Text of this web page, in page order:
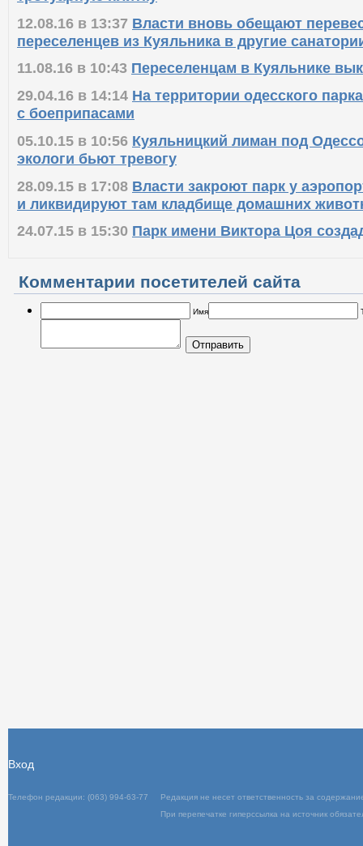
тротуарную плитку
12.08.16 в 13:37 Власти вновь обещают
переселенцев из Куяльника в другие
11.08.16 в 10:43 Переселенцам в Куяльнике
29.04.16 в 14:14 На территории одесского
с боеприпасами
05.10.15 в 10:56 Куяльницкий лиман под
экологи бьют тревогу
28.09.15 в 17:08 Власти закроют парк у
и ликвидируют там кладбище домашних
24.07.15 в 15:30 Парк имени Виктора Цоя
Комментарии посетителей сайта
Отправить
Телефон редакции: (063) 994-63-77
При